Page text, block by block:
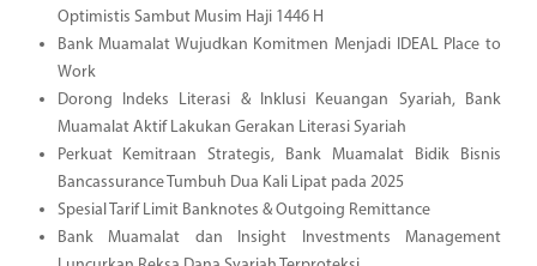
Optimistis Sambut Musim Haji 1446 H
Bank Muamalat Wujudkan Komitmen Menjadi IDEAL Place to
Work
Dorong Indeks Literasi & Inklusi Keuangan Syariah, Bank
Muamalat Aktif Lakukan Gerakan Literasi Syariah
Perkuat Kemitraan Strategis, Bank Muamalat Bidik Bisnis
Bancassurance Tumbuh Dua Kali Lipat pada 2025
Spesial Tarif Limit Banknotes & Outgoing Remittance
Bank Muamalat dan Insight Investments Management